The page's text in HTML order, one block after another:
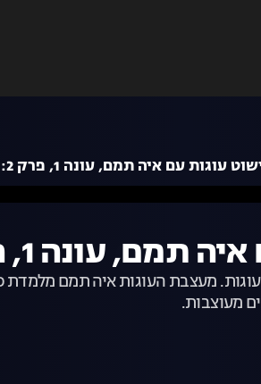
עם איה תמם, עונה 1, פרק 2: טורקיז
1, פרק 2: טורקיז
עוגות. מעצבת העוגות איה תמם
מעוצבות.